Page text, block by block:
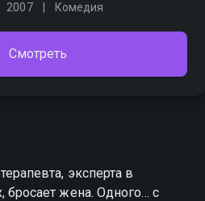
2007 Комедия
Смотреть
эксперта в
жена. Одного… с